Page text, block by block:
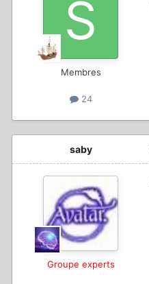
Membres
24
saby
Groupe experts